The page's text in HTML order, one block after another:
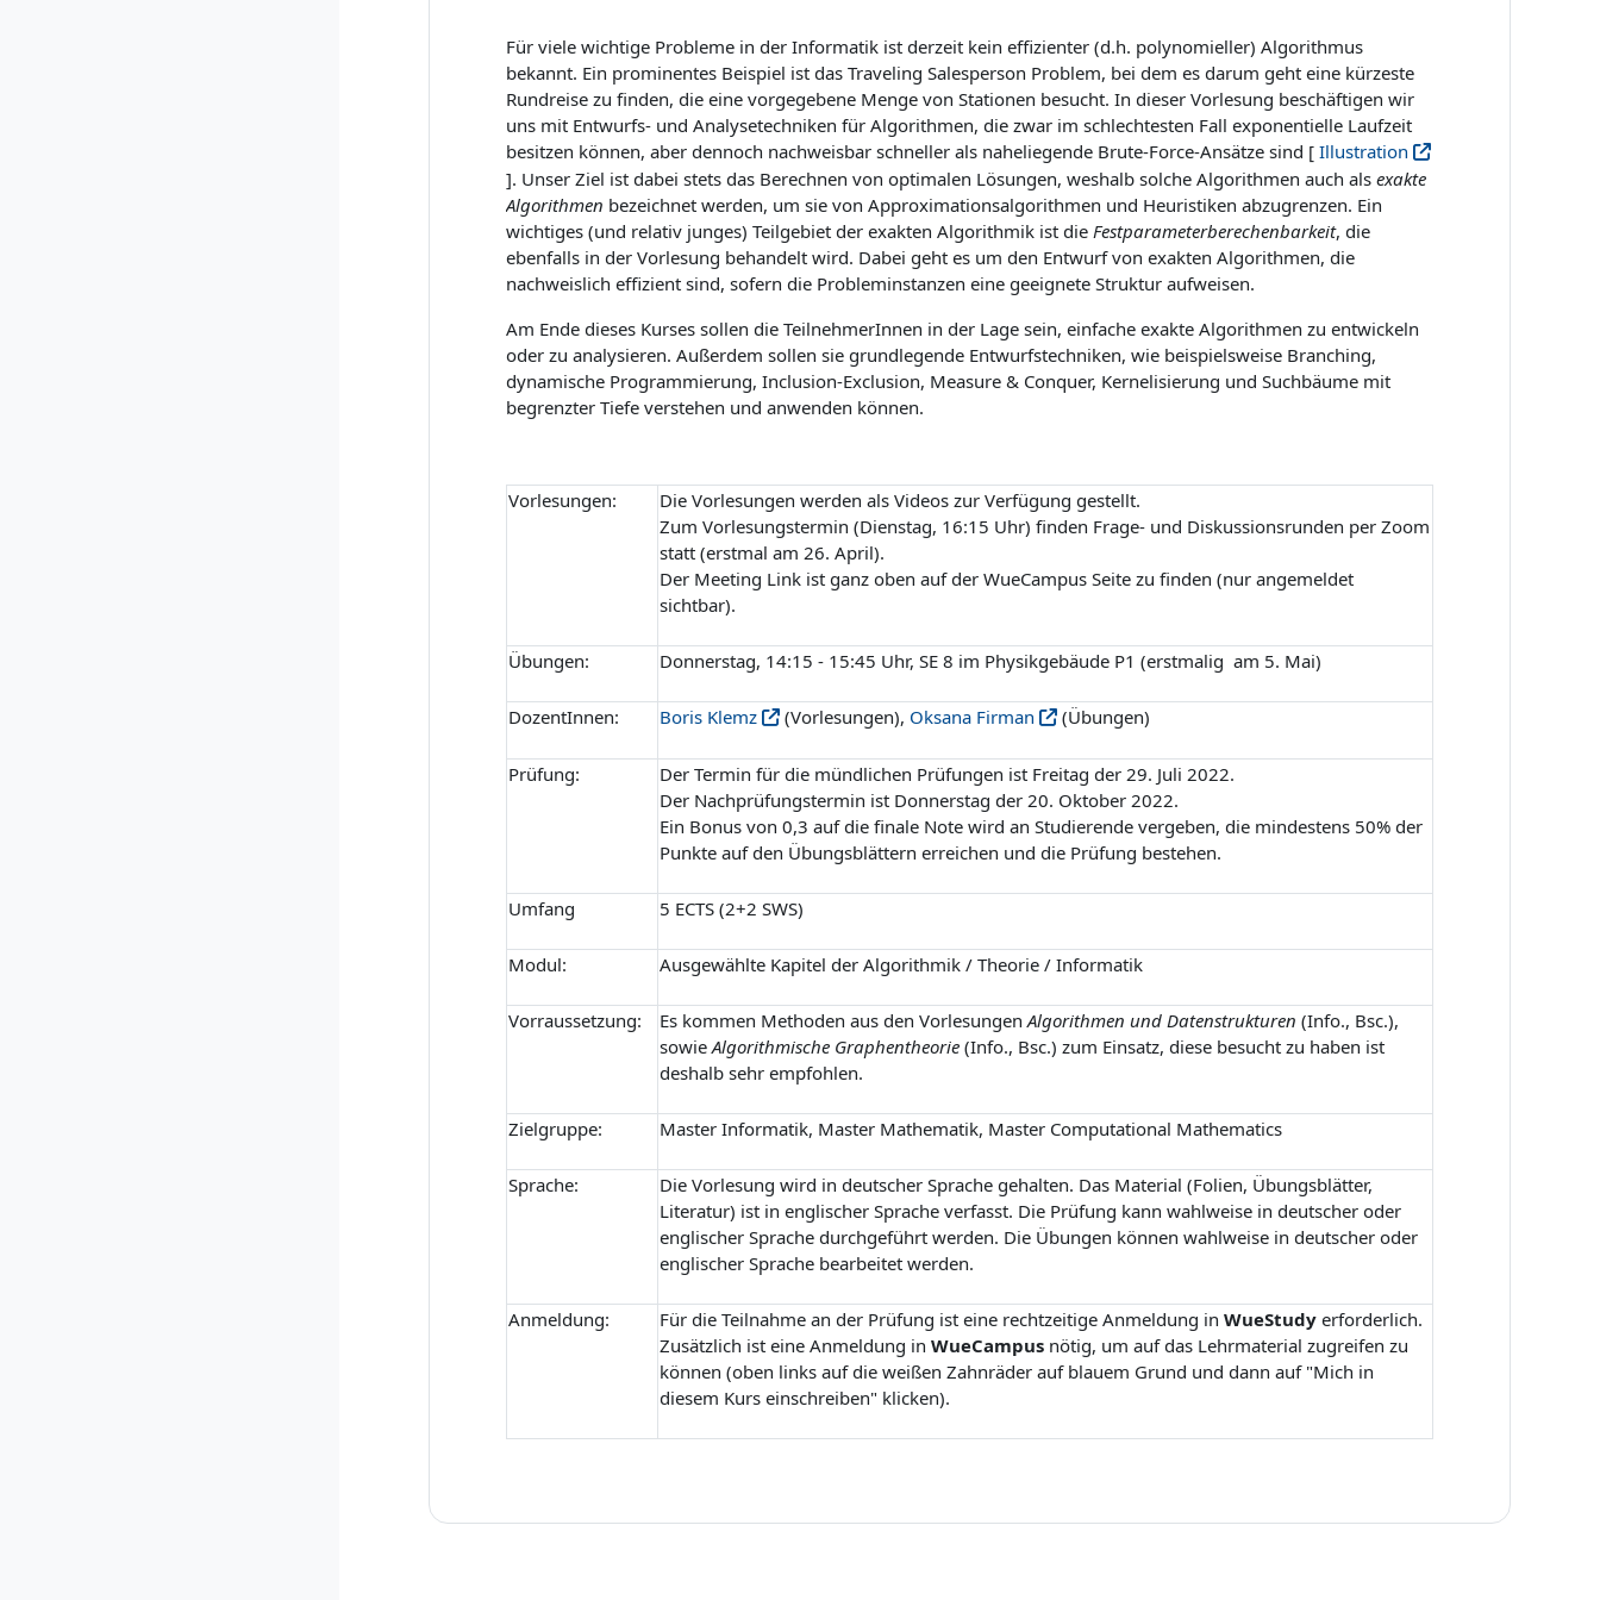
Für viele wichtige Probleme in der Informatik ist derzeit kein effizienter (d.h. polynomieller) Algorithmus
bekannt. Ein prominentes Beispiel ist das Traveling Salesperson Problem, bei dem es darum geht eine kürzeste
Rundreise zu finden, die eine vorgegebene Menge von Stationen besucht. In dieser Vorlesung beschäftigen wir
uns mit Entwurfs- und Analysetechniken für Algorithmen, die zwar im schlechtesten Fall exponentielle Laufzeit
besitzen können, aber dennoch nachweisbar schneller als naheliegende Brute-Force-Ansätze sind [ Illustration
]. Unser Ziel ist dabei stets das Berechnen von optimalen Lösungen, weshalb solche Algorithmen auch als exakte
Algorithmen bezeichnet werden, um sie von Approximationsalgorithmen und Heuristiken abzugrenzen. Ein
wichtiges (und relativ junges) Teilgebiet der exakten Algorithmik ist die Festparameterberechenbarkeit, die
ebenfalls in der Vorlesung behandelt wird. Dabei geht es um den Entwurf von exakten Algorithmen, die
nachweislich effizient sind, sofern die Probleminstanzen eine geeignete Struktur aufweisen.
Am Ende dieses Kurses sollen die TeilnehmerInnen in der Lage sein, einfache exakte Algorithmen zu entwickeln
oder zu analysieren. Außerdem sollen sie grundlegende Entwurfstechniken, wie beispielsweise Branching,
dynamische Programmierung, Inclusion-Exclusion, Measure & Conquer, Kernelisierung und Suchbäume mit
begrenzter Tiefe verstehen und anwenden können.
Vorlesungen:
Die Vorlesungen werden als Videos zur Verfügung gestellt.
Zum Vorlesungstermin (Dienstag, 16:15 Uhr) finden Frage- und Diskussionsrunden per Zoom
statt (erstmal am 26. April).
Der Meeting Link ist ganz oben auf der WueCampus Seite zu finden (nur angemeldet
sichtbar).
Übungen: Donnerstag, 14:15 - 15:45 Uhr, SE 8 im Physikgebäude P1 (erstmalig am 5. Mai)
DozentInnen: Boris Klemz (Vorlesungen), Oksana Firman (Übungen)
Prüfung:
Der Termin für die mündlichen Prüfungen ist Freitag der 29. Juli 2022.
Der Nachprüfungstermin ist Donnerstag der 20. Oktober 2022.
Ein Bonus von 0,3 auf die finale Note wird an Studierende vergeben, die mindestens 50% der
Punkte auf den Übungsblättern erreichen und die Prüfung bestehen.
Umfang 5 ECTS (2+2 SWS)
Modul: Ausgewählte Kapitel der Algorithmik / Theorie / Informatik
Vorraussetzung: Es kommen Methoden aus den VorlesungenAlgorithmen und Datenstrukturen (Info., Bsc.),
sowieAlgorithmische Graphentheorie (Info., Bsc.) zum Einsatz, diese besucht zu haben ist
deshalb sehr empfohlen.
Zielgruppe: Master Informatik, Master Mathematik, Master Computational Mathematics
Sprache:
Die Vorlesung wird in deutscher Sprache gehalten. Das Material (Folien, Übungsblätter,
Literatur) ist in englischer Sprache verfasst. Die Prüfung kann wahlweise in deutscher oder
englischer Sprache durchgeführt werden. Die Übungen können wahlweise in deutscher oder
englischer Sprache bearbeitet werden.
Anmeldung: Für die Teilnahme an der Prüfung ist eine rechtzeitige Anmeldung in WueStudy erforderlich.
Zusätzlich ist eine Anmeldung in WueCampus nötig, um auf das Lehrmaterial zugreifen zu
können (oben links auf die weißen Zahnräder auf blauem Grund und dann auf "Mich in
diesem Kurs einschreiben" klicken).